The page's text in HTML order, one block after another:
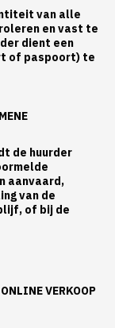
van alle
en vast te
dient een
of paspoort) te
de huurder
aanvaard,
van de
of bij de
VERKOOP